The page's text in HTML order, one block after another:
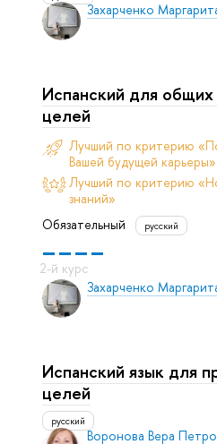
Захарченко
Захарченко
Испанский для
целей
Лучший по критерию
Вашей будущей карьеры»
Лучший по критерию
знаний»
Обязательный
русский
Воронова Вера
Испанский язык для
целей
русский